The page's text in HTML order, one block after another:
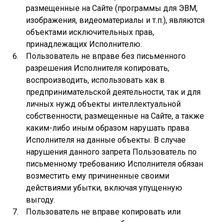
размещенные на Сайте (программы для ЭВМ,
изображения, видеоматериалы и т.п.), являются
объектами исключительных прав,
принадлежащих Исполнителю.
Пользователь не вправе без письменного
разрешения Исполнителя копировать,
воспроизводить, использовать как в
предпринимательской деятельности, так и для
личных нужд объекты интеллектуальной
собственности, размещенные на Сайте, а также
каким-либо иным образом нарушать права
Исполнителя на данные объекты. В случае
нарушения данного запрета Пользователь по
письменному требованию Исполнителя обязан
возместить ему причиненные своими
действиями убытки, включая упущенную
выгоду.
Пользователь не вправе копировать или